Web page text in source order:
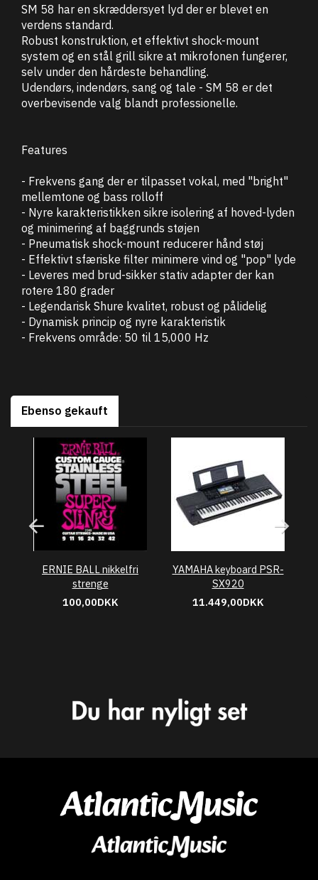
SM 58 har en skræddersyet lyd der er blevet en
verdens standard.
Robust konstruktion, et effektivt shock-mount
system og en stål grill sikre at mikrofonen fungerer,
selv under den hårdeste behandling.
Udendørs, indendørs, sang og tale - SM 58 er det
overbevisende valg blandt professionelle.
Features
- Frekvens gang der er tilpasset vokal, med "bright"
mellemtone og bass rolloff
- Nyre karakteristikken sikre isolering af hoved-lyden
og minimering af baggrunds støjen
- Pneumatisk shock-mount reducerer hånd støj
- Effektivt sfæriske filter minimere vind og "pop" lyde
- Leveres med brud-sikker stativ adapter der kan
rotere 180 grader
- Legendarisk Shure kvalitet, robust og pålidelig
- Dynamisk princip og nyre karakteristik
- Frekvens område: 50 til 15,000 Hz
Ebenso gekauft
ERNIE BALL nikkelfri
strenge
100,00DKK
YAMAHA keyboard PSR-
SX920
11.449,00DKK